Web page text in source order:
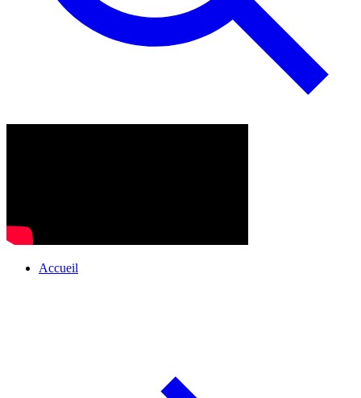
Accueil